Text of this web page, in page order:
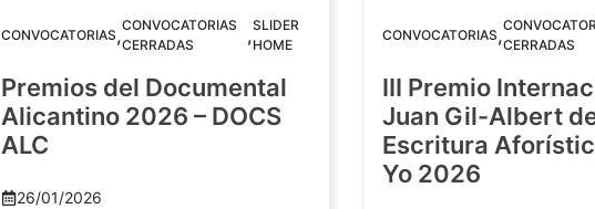
CONVOCATORIAS,CONVOCATORIAS
CERRADAS
,SLIDER
HOME
Premios del Documental
Alicantino 2026 – DOCS
ALC
26/01/2026
CONVOCATORIAS,CERRADAS
III Premio
Juan Gil-Albert
Escritura
Yo 2026